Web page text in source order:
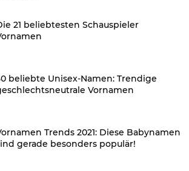
21 beliebtesten Schauspieler
beliebte Unisex-Namen: Trendige
Vornamen
Trends 2021: Diese Babynamen
gerade besonders populär!